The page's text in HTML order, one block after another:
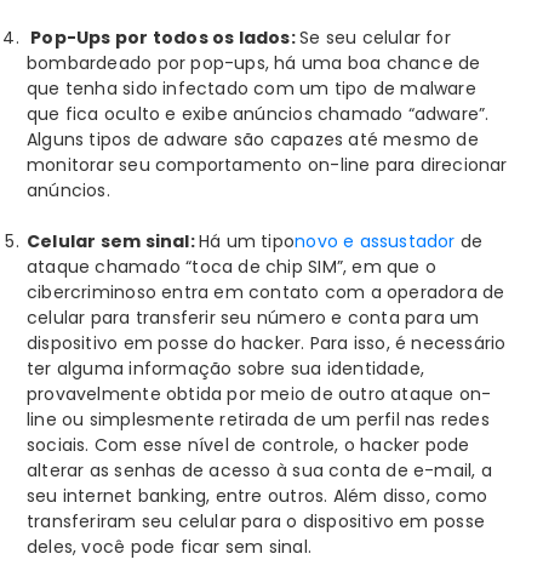
Pop-Ups por todos os lados:Se seu celular for
bombardeado por pop-ups, há uma boa chance de
que tenha sido infectado com um tipo de malware
que fica oculto e exibe anúncios chamado “adware”.
Alguns tipos de adware são capazes até mesmo de
monitorar seu comportamento on-line para direcionar
anúncios.
Celular sem sinal:Há um tiponovo e assustador de
ataque chamado “toca de chip SIM”, em que o
cibercriminoso entra em contato com a operadora de
celular para transferir seu número e conta para um
dispositivo em posse do hacker. Para isso, é necessário
ter alguma informação sobre sua identidade,
provavelmente obtida por meio de outro ataque on-
line ou simplesmente retirada de um perfil nas redes
sociais. Com esse nível de controle, o hacker pode
alterar as senhas de acesso à sua conta de e-mail, a
seu internet banking, entre outros. Além disso, como
transferiram seu celular para o dispositivo em posse
deles, você pode ficar sem sinal.